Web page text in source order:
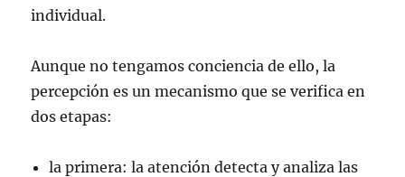
individual.
Aunque no tengamos conciencia de ello, la
percepción es un mecanismo que se verifica en
dos etapas:
la primera: la atención detecta y analiza las